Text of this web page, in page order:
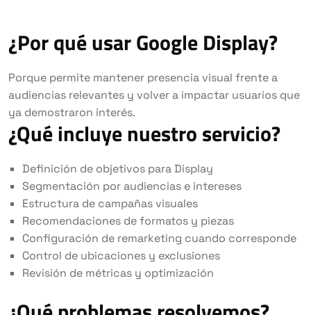
¿Por qué usar Google Display?
Porque permite mantener presencia visual frente a
audiencias relevantes y volver a impactar usuarios que
ya demostraron interés.
¿Qué incluye nuestro servicio?
Definición de objetivos para Display
Segmentación por audiencias e intereses
Estructura de campañas visuales
Recomendaciones de formatos y piezas
Configuración de remarketing cuando corresponde
Control de ubicaciones y exclusiones
Revisión de métricas y optimización